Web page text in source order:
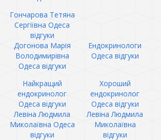
Гончарова Тетяна
Сергіївна Одеса
відгуки
Догонова Марія
Володимирівна
Одеса відгуки
Ендокринологи
Одеса відгуки
Найкращий
ендокринолог
Одеса відгуки
Хороший
ендокринолог
Одеса відгуки
Левіна Людмила
Миколаївна Одеса
відгуки
Левіна Людмила
Миколаївна
відгуки